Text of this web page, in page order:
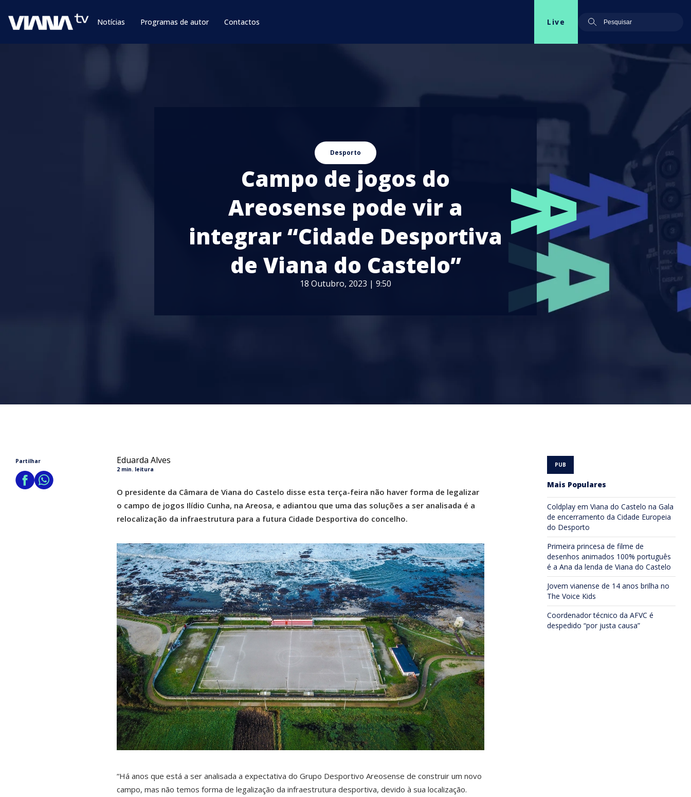
Notícias Programas de autor Contactos Live
Desporto
Campo de jogos do
Areosense pode vir a
integrar “Cidade Desportiva
de Viana do Castelo”
18 Outubro, 2023 | 9:50
Partilhar Eduarda Alves
2 min. leitura
O presidente da Câmara de Viana do Castelo disse esta terça-feira não haver forma de legalizar
o campo de jogos Ilídio Cunha, na Areosa, e adiantou que uma das soluções a ser analisada é a
relocalização da infraestrutura para a futura Cidade Desportiva do concelho.
“Há anos que está a ser analisada a expectativa do Grupo Desportivo Areosense de construir um novo
campo, mas não temos forma de legalização da infraestrutura desportiva, devido à sua localização.
Mais Populares
Coldplay em Viana do Castelo na Gala
de encerramento da Cidade Europeia
do Desporto
Primeira princesa de filme de
desenhos animados 100% português
é a Ana da lenda de Viana do Castelo
Jovem vianense de 14 anos brilha no
The Voice Kids
Coordenador técnico da AFVC é
despedido “por justa causa”